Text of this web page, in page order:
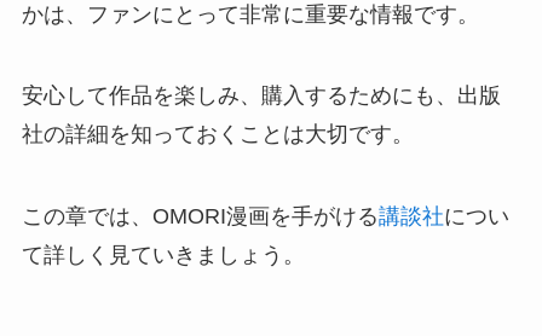
かは、ファンにとって非常に重要な情報です。
安心して作品を楽しみ、購入するためにも、出版
社の詳細を知っておくことは大切です。
この章では、OMORI漫画を手がける講談社につい
て詳しく見ていきましょう。